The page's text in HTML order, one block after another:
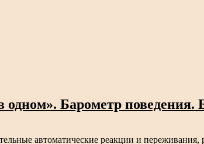
Барометр
автоматические реакции и